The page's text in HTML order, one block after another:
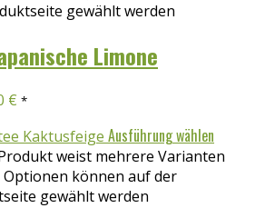
gewählt werden
Limone
€ *
Ausführung wählen
weist mehrere Varianten
Optionen können auf der
gewählt werden